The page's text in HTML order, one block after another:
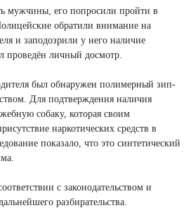
мужчины, его попросили пройти в
обратили внимание на
и заподозрили у него наличие
проведён личный досмотр.
был обнаружен полимерный зип-
Для подтверждения наличия
собаку, которая своим
наркотических средств в
показало, что это синтетический
с законодательством и
разбирательства.